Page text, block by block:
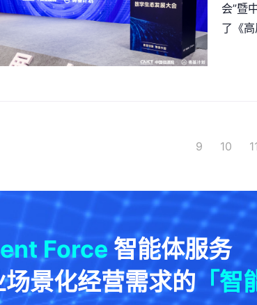
会”暨
了《
9 10
Force智能体服务
景化经营需求的「智